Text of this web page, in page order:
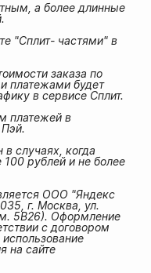
а более длинные
"Сплит- частями" в
заказа по
платежами будет
в сервисе Сплит.
платежей в
случаях, когда
рублей и не более
ООО "Яндекс
г. Москва, ул.
5В26). Оформление
с договором
на сайте